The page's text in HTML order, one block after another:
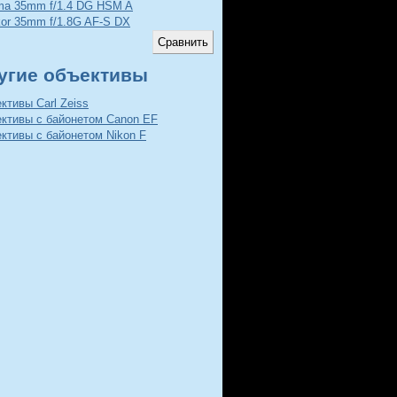
35mm f/1.4 DG HSM A
35mm f/1.8G AF-S DX
объективы
Carl Zeiss
с байонетом Canon EF
с байонетом Nikon F